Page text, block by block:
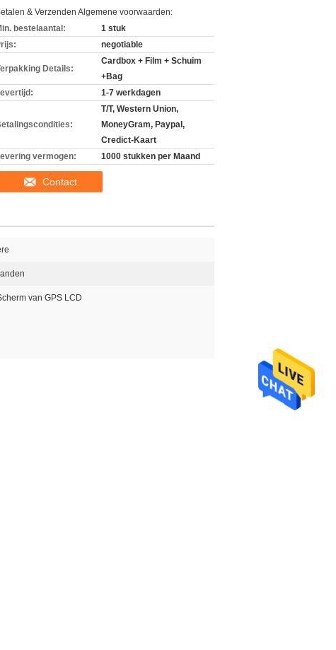
& Verzenden Algemene voorwaarden:
bestelaantal:
1 stuk
negotiable
Details:
Cardbox + Film + Schuim
+Bag
1-7 werkdagen
T/T, Western Union,
MoneyGram, Paypal,
Credict-Kaart
vermogen:
1000 stukken per Maand
Contact
van GPS LCD